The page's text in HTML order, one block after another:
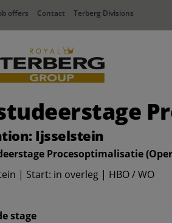
offers Contact Terberg Divisions
Ijsselstein
Procesoptimalisatie
| Start: in overleg | HBO / WO
stage